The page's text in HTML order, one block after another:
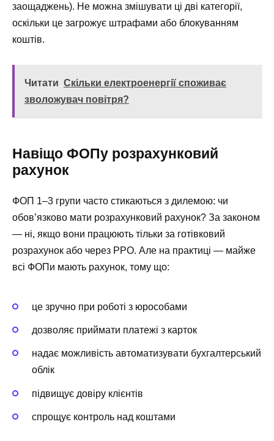
заощаджень). Не можна змішувати ці дві категорії,
оскільки це загрожує штрафами або блокуванням
коштів.
Читати Скільки електроенергії споживає
зволожувач повітря?
Навіщо ФОПу розрахунковий
рахунок
ФОП 1–3 групи часто стикаються з дилемою: чи
обов’язково мати розрахунковий рахунок? За законом
— ні, якщо вони працюють тільки за готівковий
розрахунок або через РРО. Але на практиці — майже
всі ФОПи мають рахунок, тому що:
це зручно при роботі з юрособами
дозволяє приймати платежі з карток
надає можливість автоматизувати бухгалтерський
облік
підвищує довіру клієнтів
спрощує контроль над коштами